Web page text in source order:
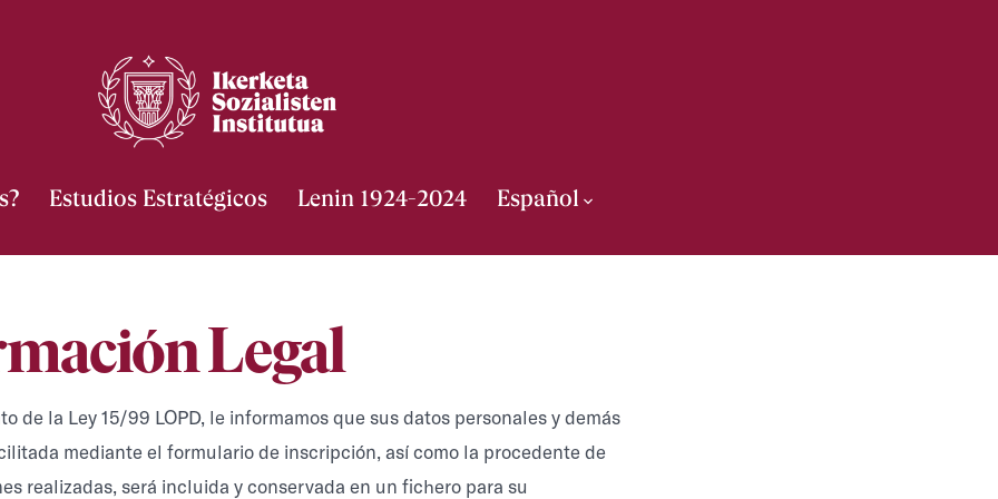
Estudios Estratégicos Lenin 1924-2024 Español
Legal
de la Ley 15/99 LOPD, le informamos que sus datos personales y demás
mediante el formulario de inscripción, así como la procedente de
realizadas, será incluida y conservada en un fichero para su